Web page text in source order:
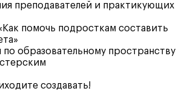
преподавателей и практикующих
помочь подросткам составить
образовательному
создавать!